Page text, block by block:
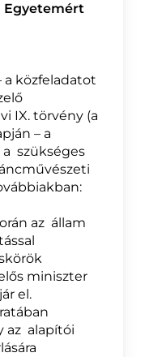
Egyetemért
a közfeladatot
IX. törvény (a
– a
szükséges
az állam
miniszter
el.
az alapítói